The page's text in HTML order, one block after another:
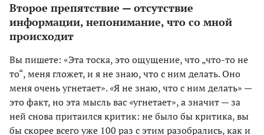
Второе препятствие — отсутствие
информации, непонимание, что со мной
происходит
Вы пишете: «Эта тоска, это ощущение, что „что-то не
то“, меня гложет, и я не знаю, что с ним делать. Оно
меня очень угнетает».«Я не знаю, что с ним делать» —
это факт, но эта мысль вас «угнетает», а значит — за
ней снова притаился критик: не было бы критика, вы
бы скорее всего уже 100 раз с этим разобрались, как и